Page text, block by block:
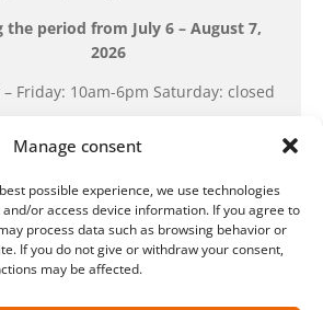
Manage consent
possible experience, we use technologies
or access device information. If you agree to
process data such as browsing behavior or
If you do not give or withdraw your consent,
may be affected.
the period from July 6 – August 7,
2026
Friday: 10am-6pm Saturday: closed
Immobilien ARENA
Sportforum 2, 04105 Leipzig
reach us by public transport: tram